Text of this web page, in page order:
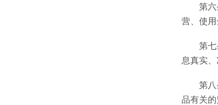
第六条
营、使
第七条
息真实
第八条
品有关